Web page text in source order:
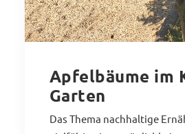
Apfelbäume im
Garten
Das Thema nachhaltige